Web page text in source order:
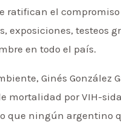
ratifican el
exposiciones, testeos
en todo el país.
Ginés
mortalidad por VIH-
que ningún argentino